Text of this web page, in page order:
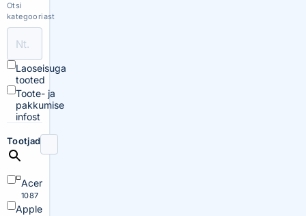
Otsi
kategooriast
Laoseisuga
tooted
Toote- ja
pakkumise
infost
Tootjad
Acer
1087
Apple